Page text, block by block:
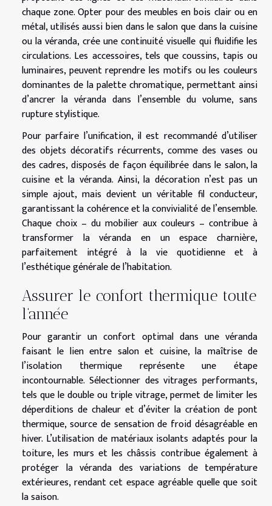
chaque zone. Opter pour des meubles en bois clair ou en
métal, utilisés aussi bien dans le salon que dans la cuisine
ou la véranda, crée une continuité visuelle qui fluidifie les
circulations. Les accessoires, tels que coussins, tapis ou
luminaires, peuvent reprendre les motifs ou les couleurs
dominantes de la palette chromatique, permettant ainsi
d’ancrer la véranda dans l’ensemble du volume, sans
rupture stylistique.
Pour parfaire l’unification, il est recommandé d’utiliser
des objets décoratifs récurrents, comme des vases ou
des cadres, disposés de façon équilibrée dans le salon, la
cuisine et la véranda. Ainsi, la décoration n’est pas un
simple ajout, mais devient un véritable fil conducteur,
garantissant la cohérence et la convivialité de l’ensemble.
Chaque choix – du mobilier aux couleurs – contribue à
transformer la véranda en un espace charnière,
parfaitement intégré à la vie quotidienne et à
l’esthétique générale de l’habitation.
Assurer le confort thermique toute
l’année
Pour garantir un confort optimal dans une véranda
faisant le lien entre salon et cuisine, la maîtrise de
l’isolation thermique représente une étape
incontournable. Sélectionner des vitrages performants,
tels que le double ou triple vitrage, permet de limiter les
déperditions de chaleur et d’éviter la création de pont
thermique, source de sensation de froid désagréable en
hiver. L’utilisation de matériaux isolants adaptés pour la
toiture, les murs et les châssis contribue également à
protéger la véranda des variations de température
extérieures, rendant cet espace agréable quelle que soit
la saison.